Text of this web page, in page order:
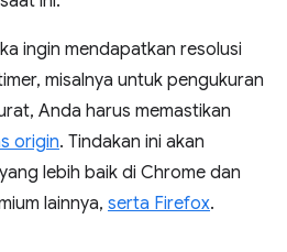
ingin mendapatkan resolusi
misalnya untuk pengukuran
Anda harus memastikan
origin. Tindakan ini akan
lebih baik di Chrome dan
lainnya, serta Firefox.